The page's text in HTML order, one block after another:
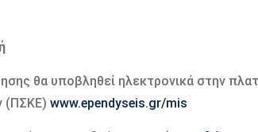
θα υποβληθεί ηλεκτρονικά στην
(ΠΣΚΕ) www.ependyseis.gr/mis